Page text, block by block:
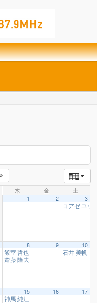
木 金 土
1 2 3
コアゼ ユ
絢子 様16:10
8
飯室 哲也 様
齋藤 隆夫 様
9 10
石井 美帆
15
神馬 純江 様
16 17